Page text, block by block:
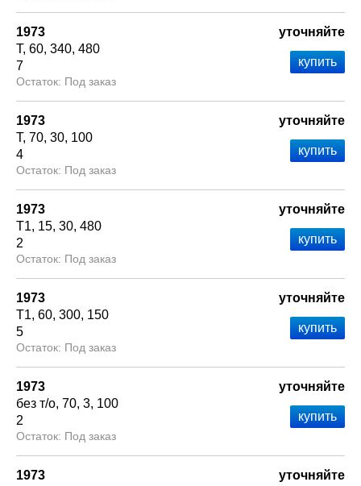
1973
Т 60 340 480
7
Под заказ
уточняйте
1973
Т 70 30 100
4
Под заказ
уточняйте
1973
Т1 15 30 480
2
Под заказ
уточняйте
1973
Т1 60 300 150
5
Под заказ
уточняйте
1973
без т/о 70 3 100
2
Под заказ
уточняйте
1973
уточняйте